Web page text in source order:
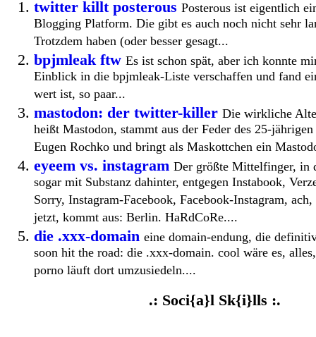
twitter killt posterous Posterous ist eigentlich
Blogging Platform. Die gibt es auch noch nicht sehr
Trotzdem haben (oder besser gesagt...
bpjmleak ftw Es ist schon spät, aber ich konnte
Einblick in die bpjmleak-Liste verschaffen und fand
wert ist, so paar...
mastodon: der twitter-killer Die wirkliche
heißt Mastodon, stammt aus der Feder des 25-
Eugen Rochko und bringt als Maskottchen ein
eyeem vs. instagram Der größte Mittelfinger, in
sogar mit Substanz dahinter, entgegen Instabook,
Sorry, Instagram-Facebook, Facebook-Instagram,
jetzt, kommt aus: Berlin. HaRdCoRe....
die .xxx-domain eine domain-endung, die
soon hit the road: die .xxx-domain. cool wäre es,
porno läuft dort umzusiedeln....
.: Soci{a}l Sk{i}lls :.